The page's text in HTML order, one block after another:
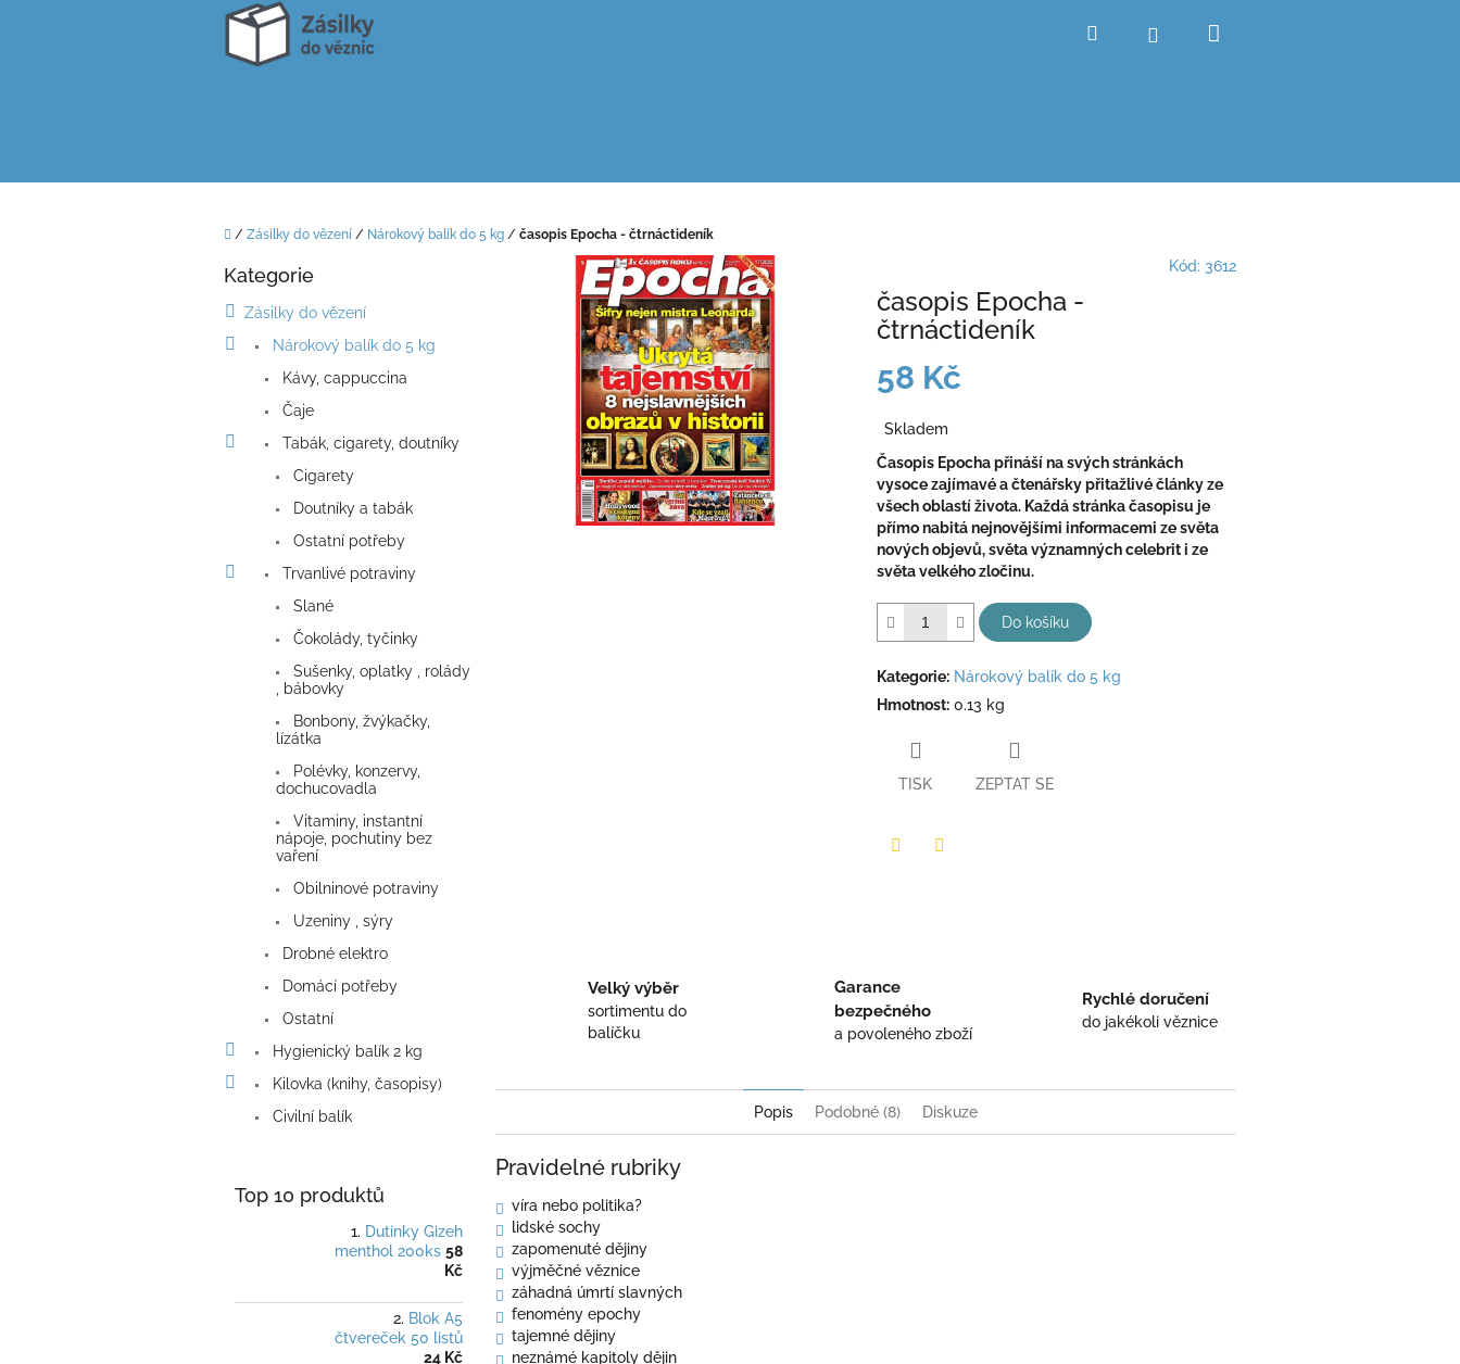
Hledat Přihlášení
Domů
/ Zásilky do vězení / Nárokový balík do 5 kg / časopis Epocha - čtrnáctideník
Přeskočit
Kategorie
Zásilky do vězení
Nárokový balík do 5 kg
Kávy, cappuccina
Čaje
Tabák, cigarety, doutníky
Cigarety
Doutníky a tabák
Ostatní potřeby
Trvanlivé potraviny
Slané
Čokolády, tyčinky
Sušenky, oplatky , rolády
, bábovky
Bonbony, žvýkačky,
lízátka
Polévky, konzervy,
dochucovadla
Vitaminy, instantní
nápoje, pochutiny bez
vaření
Obilninové potraviny
Uzeniny , sýry
Drobné elektro
Domácí potřeby
Ostatní
Hygienický balík 2 kg
Kilovka (knihy, časopisy)
Civilní balík
Top 10 produktů
Dutinky Gizeh
menthol 200ks 58
Kč
Blok A5
čtvereček 50 listů
24 Kč
Kód: 3612
časopis Epocha -
čtrnáctideník
58 Kč
cena:
Skladem
Časopis Epocha přináší na svých stránkách
vysoce zajímavé a čtenářsky přitažlivé články ze
všech oblastí života. Každá stránka časopisu je
přímo nabitá nejnovějšími informacemi ze světa
nových objevů, světa významných celebrit i ze
světa velkého zločinu.
Do košíku
Kategorie: Nárokový balík do 5 kg
Hmotnost: 0.13 kg
TISK ZEPTAT SE
Velký výběr
sortimentu do
balíčku
Garance
bezpečného
a povoleného zboží
Rychlé doručení
do jakékoli věznice
Popis Podobné (8) Diskuze
Pravidelné rubriky
víra nebo politika?
lidské sochy
zapomenuté dějiny
výjměčné věznice
záhadná úmrtí slavných
fenomény epochy
tajemné dějiny
neznámé kapitoly dějin